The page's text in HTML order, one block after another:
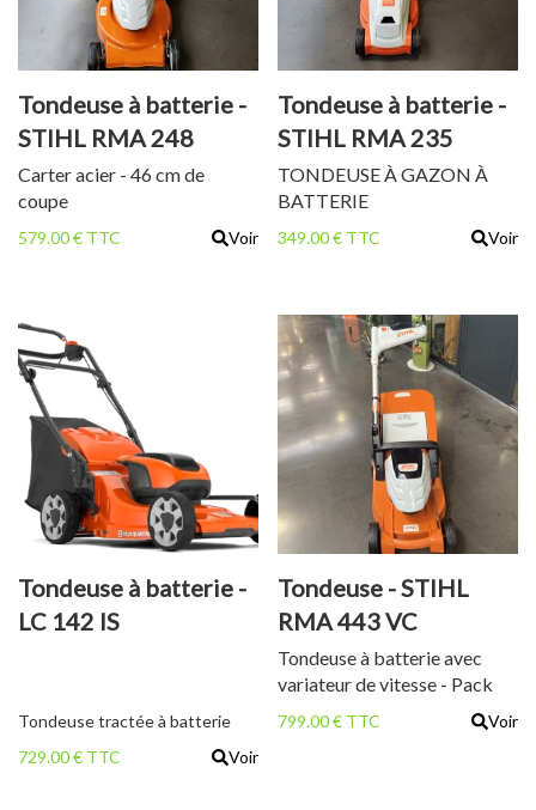
Tondeuse à batterie -
STIHL RMA 248
Carter acier - 46 cm de
coupe
579.00 € TTC Voir
Tondeuse à batterie -
STIHL RMA 235
TONDEUSE À GAZON À
BATTERIE
349.00 € TTC Voir
Tondeuse à batterie -
LC 142 IS
Tondeuse tractée à batterie
729.00 € TTC
Voir
Tondeuse - STIHL
RMA 443 VC
Tondeuse à batterie avec
variateur de vitesse - Pack
batterie
799.00 € TTC Voir